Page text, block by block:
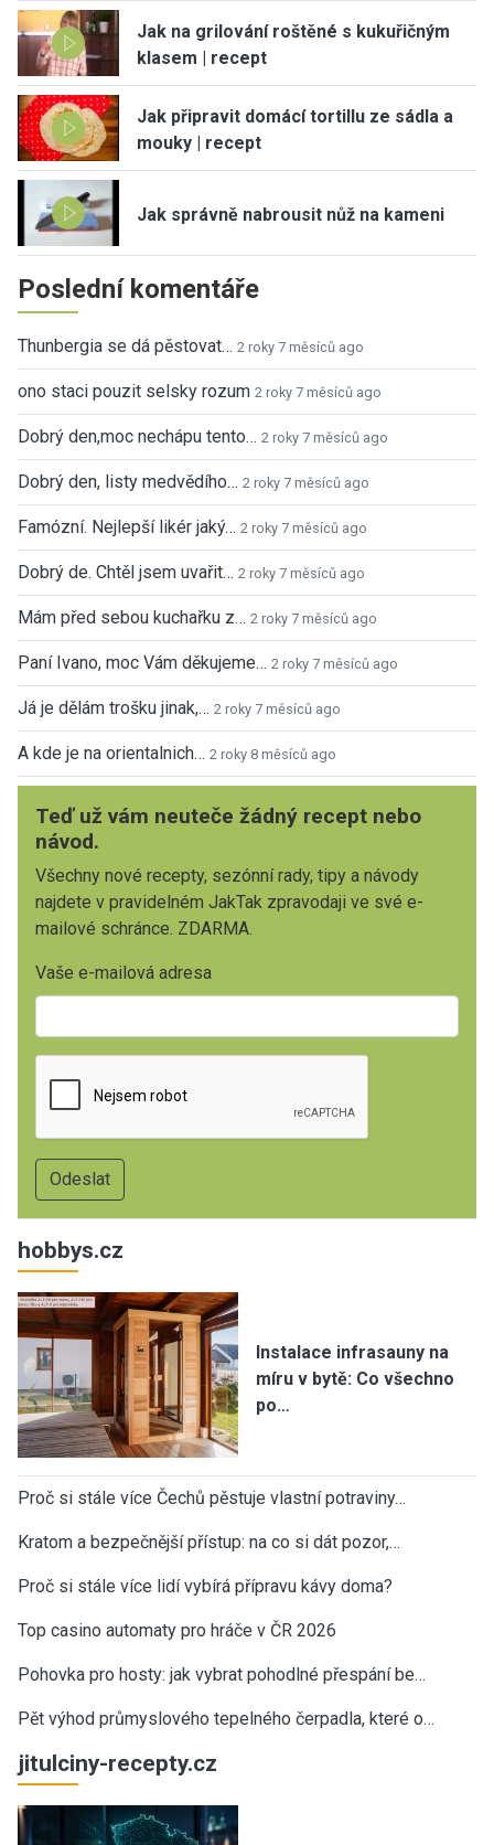
Jak na grilování roštěné s kukuřičným
klasem | recept
Jak připravit domácí tortillu ze sádla a
mouky | recept
Jak správně nabrousit nůž na kameni
Poslední komentáře
Thunbergia se dá pěstovat… 2 roky 7 měsíců ago
ono staci pouzit selsky rozum 2 roky 7 měsíců ago
Dobrý den,moc nechápu tento… 2 roky 7 měsíců ago
Dobrý den, listy medvědího… 2 roky 7 měsíců ago
Famózní. Nejlepší likér jaký… 2 roky 7 měsíců ago
Dobrý de. Chtěl jsem uvařit… 2 roky 7 měsíců ago
Mám před sebou kuchařku z… 2 roky 7 měsíců ago
Paní Ivano, moc Vám děkujeme… 2 roky 7 měsíců ago
Já je dělám trošku jinak,… 2 roky 7 měsíců ago
A kde je na orientalnich… 2 roky 8 měsíců ago
Teď už vám neuteče žádný recept nebo
návod.
Všechny nové recepty, sezónní rady, tipy a návody
najdete v pravidelném JakTak zpravodaji ve své e-
mailové schránce. ZDARMA.
Vaše e-mailová adresa
hobbys.cz
Instalace infrasauny na
míru v bytě: Co všechno
po…
Proč si stále více Čechů pěstuje vlastní potraviny…
Kratom a bezpečnější přístup: na co si dát pozor,…
Proč si stále více lidí vybírá přípravu kávy doma?
Top casino automaty pro hráče v ČR 2026
Pohovka pro hosty: jak vybrat pohodlné přespání be…
Pět výhod průmyslového tepelného čerpadla, které o…
jitulciny-recepty.cz